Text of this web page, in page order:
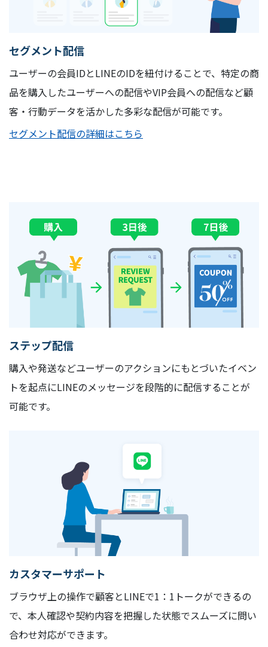
セグメント配信
ユーザーの会員IDとLINEのIDを紐付けることで、特定の商
品を購入したユーザーへの配信やVIP会員への配信など顧
客・行動データを活かした多彩な配信が可能です。
セグメント配信の詳細はこちら
ステップ配信
購入や発送などユーザーのアクションにもとづいたイベン
トを起点にLINEのメッセージを段階的に配信することが
可能です。
カスタマーサポート
ブラウザ上の操作で顧客とLINEで1：1トークができるの
で、本人確認や契約内容を把握した状態でスムーズに問い
合わせ対応ができます。